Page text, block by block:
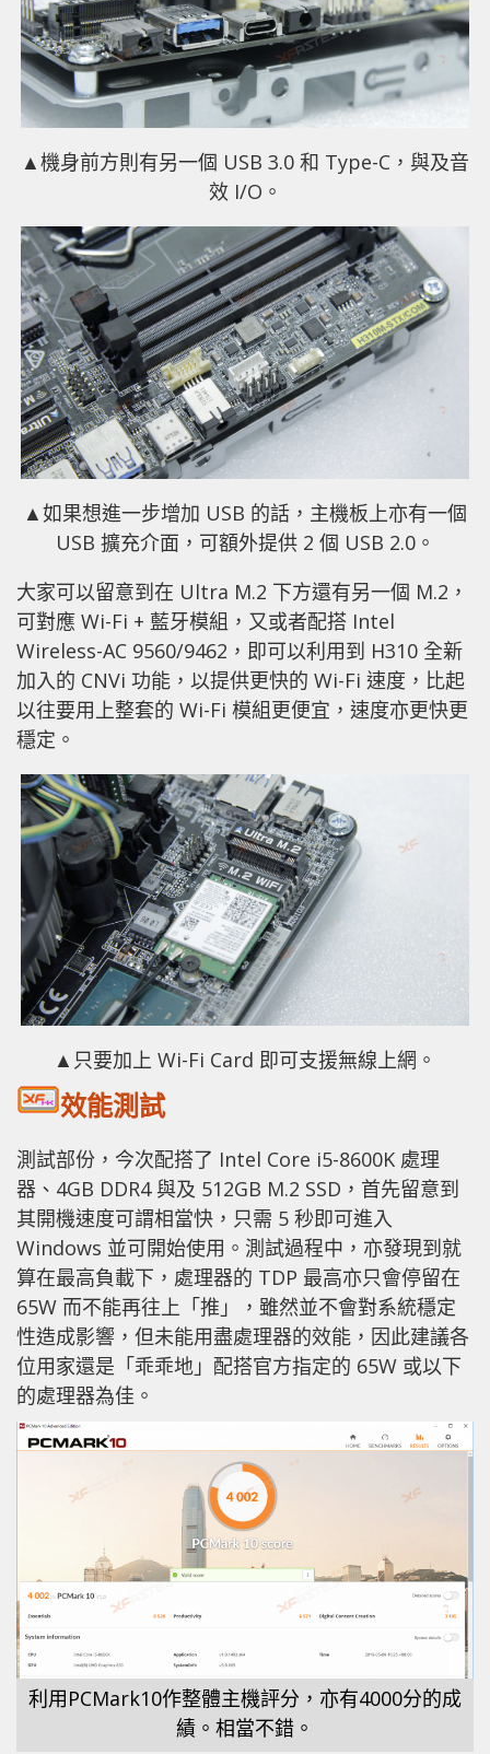
▲機身前方則有另一個 USB 3.0 和 Type-C，與及音
效 I/O。
▲如果想進一步增加 USB 的話，主機板上亦有一個
USB 擴充介面，可額外提供 2 個 USB 2.0。
大家可以留意到在 Ultra M.2 下方還有另一個 M.2，
可對應 Wi-Fi + 藍牙模組，又或者配搭 Intel
Wireless-AC 9560/9462，即可以利用到 H310 全新
加入的 CNVi 功能，以提供更快的 Wi-Fi 速度，比起
以往要用上整套的 Wi-Fi 模組更便宜，速度亦更快更
穩定。
▲只要加上 Wi-Fi Card 即可支援無線上網。
效能測試
測試部份，今次配搭了 Intel Core i5-8600K 處理
器、4GB DDR4 與及 512GB M.2 SSD，首先留意到
其開機速度可謂相當快，只需 5 秒即可進入
Windows 並可開始使用。測試過程中，亦發現到就
算在最高負載下，處理器的 TDP 最高亦只會停留在
65W 而不能再往上「推」，雖然並不會對系統穩定
性造成影響，但未能用盡處理器的效能，因此建議各
位用家還是「乖乖地」配搭官方指定的 65W 或以下
的處理器為佳。
利用PCMark10作整體主機評分，亦有4000分的成
績。相當不錯。